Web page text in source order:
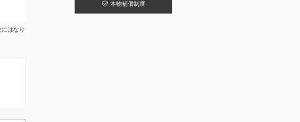
はなり
本物補償制度